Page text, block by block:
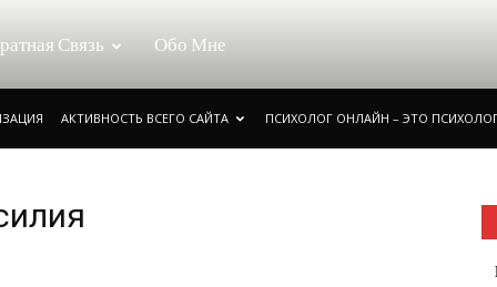
Связь Обо Мне
АКТИВНОСТЬ ВСЕГО САЙТА ПСИХОЛОГ ОНЛАЙН – ЭТО